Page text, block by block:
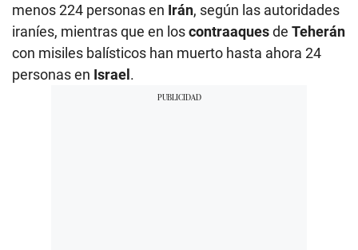
menos 224 personas en Irán, según las autoridades
iraníes, mientras que en loscontraaquesde Teherán
con misiles balísticos han muerto hasta ahora 24
personas en Israel.